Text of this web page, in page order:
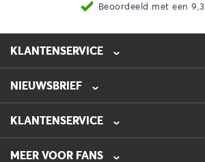
Beoordeeld met een 9,3
KLANTENSERVICE
0475-218632
info@automotive-line.nl
NIEUWSBRIEF
KLANTENSERVICE
Bestellen
Betalen
MEER VOOR FANS